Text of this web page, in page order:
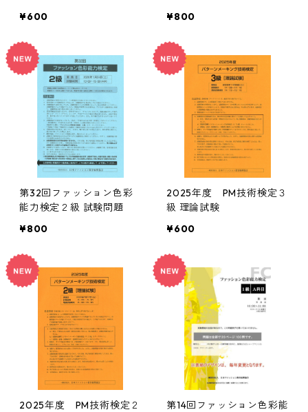
¥600
¥800
第32回ファッション色彩
能力検定２級 試験問題
¥800
2025年度 PM技術検定３
級 理論試験
¥600
2025年度 PM技術検定２
第14回ファッション色彩能